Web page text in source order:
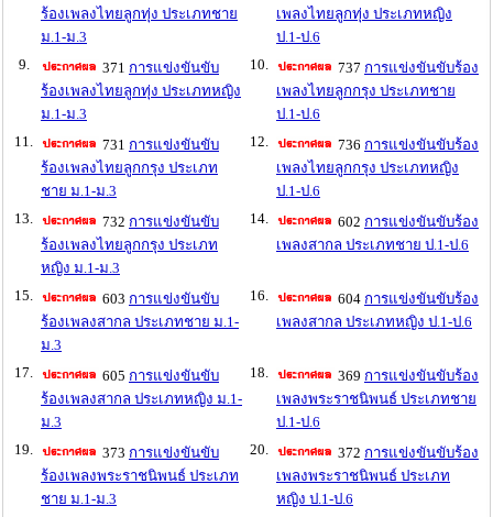
ร้องเพลงไทยลูกทุ่ง ประเภทชาย
ม.1-ม.3
เพลงไทยลูกทุ่ง ประเภทหญิง
ป.1-ป.6
9.
371 การแข่งขันขับ
ร้องเพลงไทยลูกทุ่ง ประเภทหญิง
ม.1-ม.3
10. 737 การแข่งขันขับร้อง
เพลงไทยลูกกรุง ประเภทชาย
ป.1-ป.6
11.
731 การแข่งขันขับ
ร้องเพลงไทยลูกกรุง ประเภท
ชาย ม.1-ม.3
12. 736 การแข่งขันขับร้อง
เพลงไทยลูกกรุง ประเภทหญิง
ป.1-ป.6
13.
732 การแข่งขันขับ
ร้องเพลงไทยลูกกรุง ประเภท
หญิง ม.1-ม.3
14. 602 การแข่งขันขับร้อง
เพลงสากล ประเภทชาย ป.1-ป.6
15. 603 การแข่งขันขับ
ร้องเพลงสากล ประเภทชาย ม.1-
ม.3
16. 604 การแข่งขันขับร้อง
เพลงสากล ประเภทหญิง ป.1-ป.6
17. 605 การแข่งขันขับ
ร้องเพลงสากล ประเภทหญิง ม.1-
ม.3
18. 369 การแข่งขันขับร้อง
เพลงพระราชนิพนธ์ ประเภทชาย
ป.1-ป.6
19.
373 การแข่งขันขับ
ร้องเพลงพระราชนิพนธ์ ประเภท
ชาย ม.1-ม.3
20. 372 การแข่งขันขับร้อง
เพลงพระราชนิพนธ์ ประเภท
หญิง ป.1-ป.6